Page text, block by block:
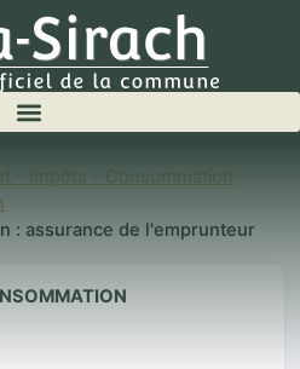
- Impôts - Consommation
: assurance de l'emprunteur
la